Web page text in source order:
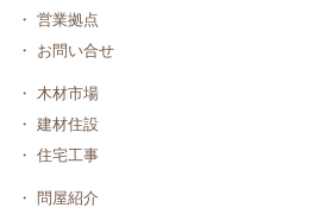
・ 営業拠点
・
お問い合せ
・ 木材市場
・ 建材住設
・ 住宅工事
・ 問屋紹介